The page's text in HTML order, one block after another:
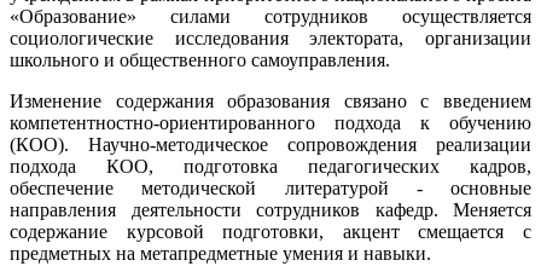
«Образование» силами сотрудников осуществляется
социологические исследования электората, организации
школьного и общественного самоуправления.
Изменение содержания образования связано с введением
компетентностно-ориентированного подхода к обучению
(КОО). Научно-методическое сопровождения реализации
подхода КОО, подготовка педагогических кадров,
обеспечение методической литературой - основные
направления деятельности сотрудников кафедр. Меняется
содержание курсовой подготовки, акцент смещается с
предметных на метапредметные умения и навыки.